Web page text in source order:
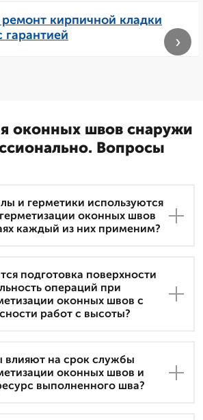
кирпичной кладки
гарантией
›
оконных швов снаружи
Вопросы
и герметики используются
оконных швов
каждый из них применим?
подготовка поверхности
операций при
оконных швов с
работ с высоты?
влияют на срок службы
оконных швов и
выполненного шва?